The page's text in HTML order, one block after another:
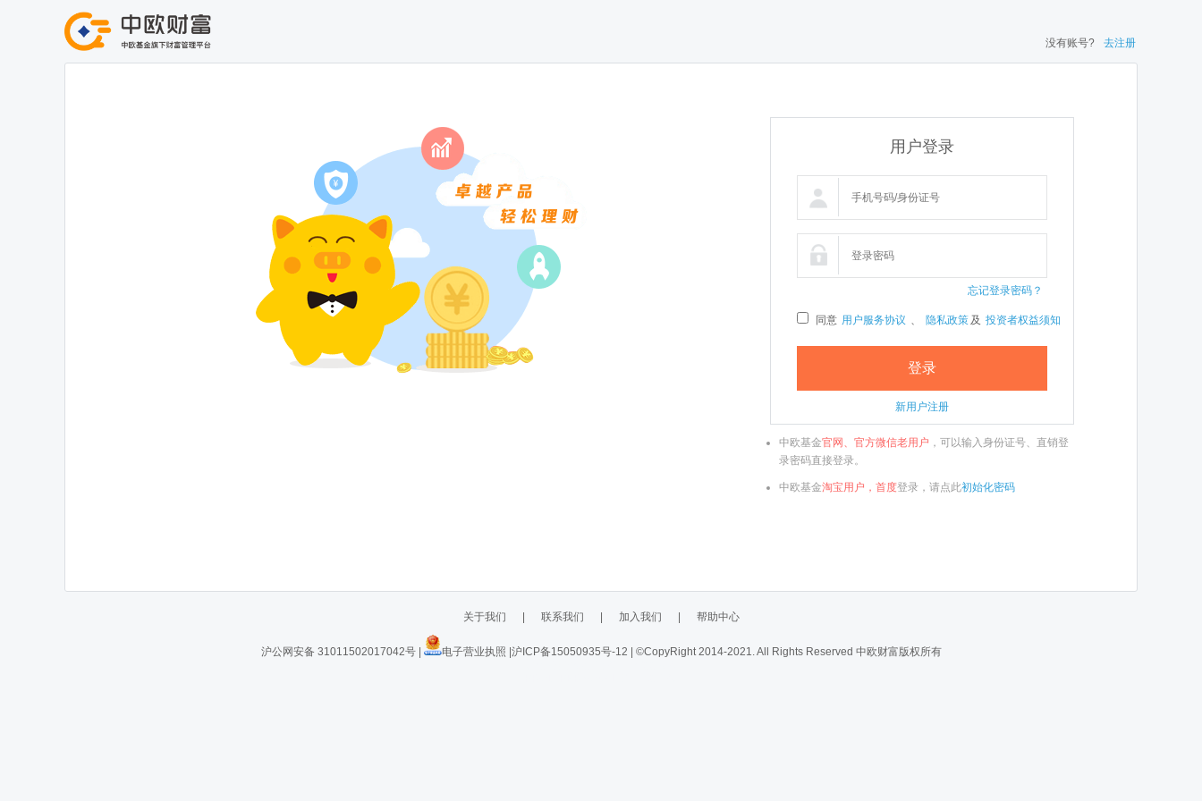
没有账号? 去注册
用户登录
忘记登录密码？
同意 用户服务协议 、 隐私政策 及 投资者权益须知
登录
新用户注册
中欧基金官网、官方微信老用户 ，可以输入身份证号、直销登
录密码直接登录。
中欧基金淘宝用户，首度登录，请点此初始化密码
关于我们 联系我们 加入我们 帮助中心
沪公网安备 31011502017042号 | 电子营业执照 |沪ICP备15050935号-12 | ©CopyRight 2014-2021. All Rights Reserved 中欧财富版权所有